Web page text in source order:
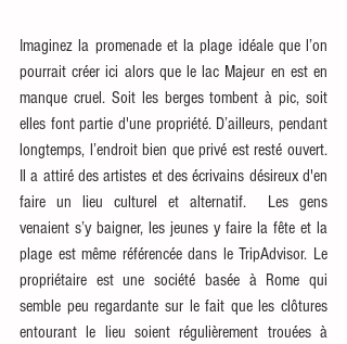
Imaginez la promenade et la plage idéale que l’on
pourrait créer ici alors que le lac Majeur en est en
manque cruel. Soit les berges tombent à pic, soit
elles font partie d'une propriété. D’ailleurs, pendant
longtemps, l’endroit bien que privé est resté ouvert.
Il a attiré des artistes et des écrivains désireux d'en
faire un lieu culturel et alternatif.  Les gens
venaient s’y baigner, les jeunes y faire la fête et la
plage est même référencée dans le TripAdvisor. Le
propriétaire est une société basée à Rome qui
semble peu regardante sur le fait que les clôtures
entourant le lieu soient régulièrement trouées à